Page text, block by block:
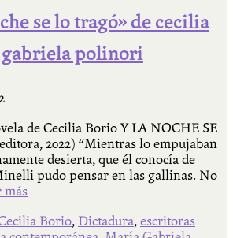
se lo tragó» de cecilia
polinori
de Cecilia Borio Y LA NOCHE SE
2022) “Mientras lo empujaban
desierta, que él conocía de
pudo pensar en las gallinas. No
más
Borio, Dictadura, escritoras